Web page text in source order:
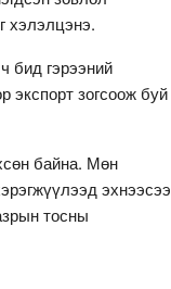
хэлэлцэнэ.
бид гэрээний
экспорт зогсоож буй
байна. Мөн
эхнээсээ
тосны